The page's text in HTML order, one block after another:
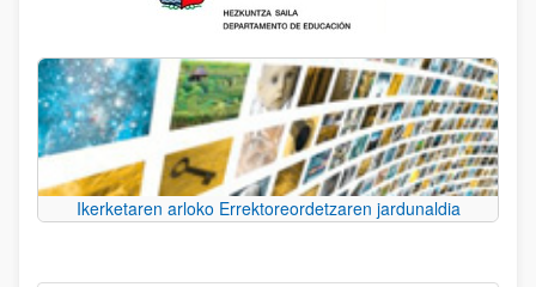
Ikerketaren arloko Errektoreordetzaren jardunaldia